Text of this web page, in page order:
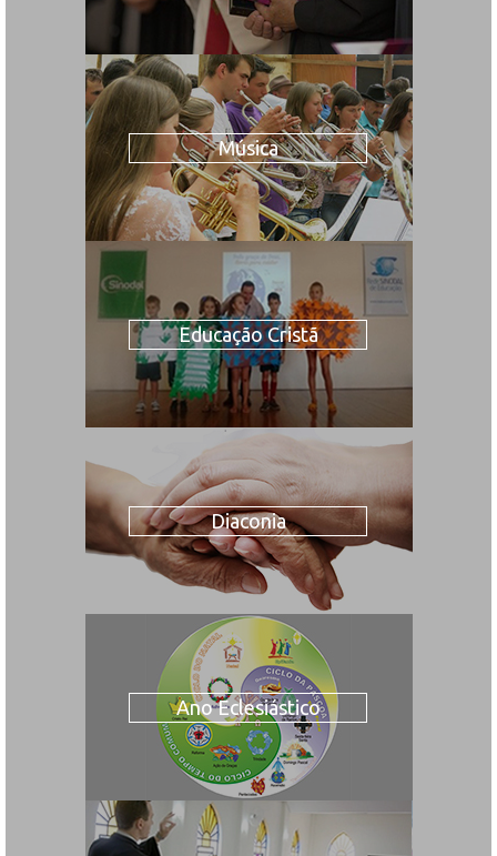
Música
Educação Cristã
Diaconia
Ano Eclesiástico